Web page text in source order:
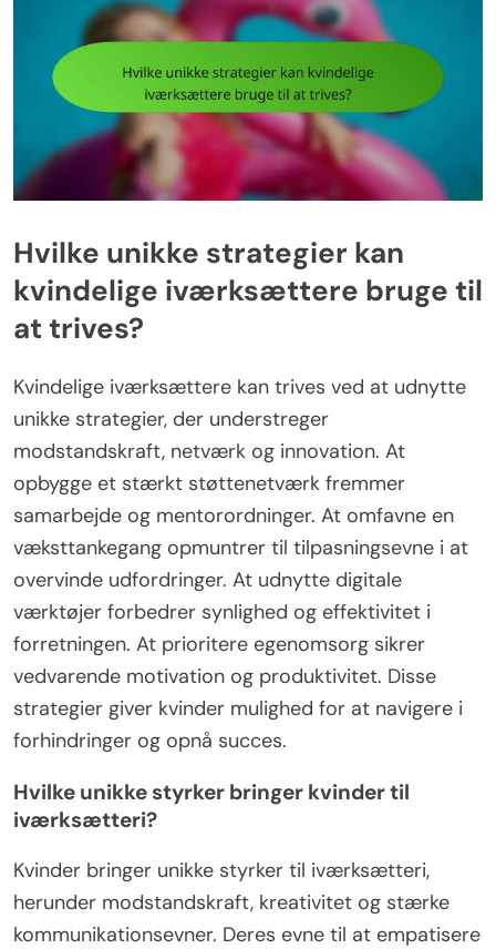
Hvilke unikke strategier kan
kvindelige iværksættere bruge til
at trives?
Kvindelige iværksættere kan trives ved at udnytte
unikke strategier, der understreger
modstandskraft, netværk og innovation. At
opbygge et stærkt støttenetværk fremmer
samarbejde og mentorordninger. At omfavne en
væksttankegang opmuntrer til tilpasningsevne i at
overvinde udfordringer. At udnytte digitale
værktøjer forbedrer synlighed og effektivitet i
forretningen. At prioritere egenomsorg sikrer
vedvarende motivation og produktivitet. Disse
strategier giver kvinder mulighed for at navigere i
forhindringer og opnå succes.
Hvilke unikke styrker bringer kvinder til
iværksætteri?
Kvinder bringer unikke styrker til iværksætteri,
herunder modstandskraft, kreativitet og stærke
kommunikationsevner. Deres evne til at empatisere